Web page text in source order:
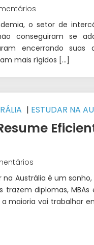
o setor de
conseguiram se
encerrando suas
mais rígidos […]
| ESTUDAR NA
|FAZER
na Austrália é um
diplomas, MBAs
a maioria vai trabalhar